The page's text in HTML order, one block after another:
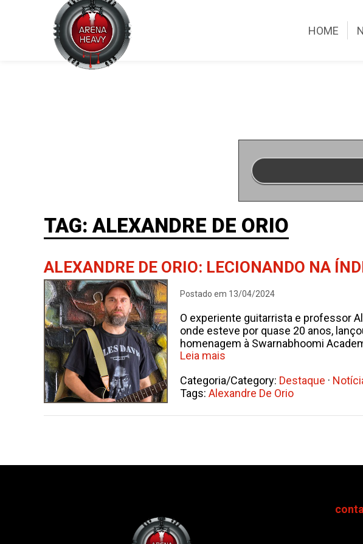
HOME
TAG: ALEXANDRE DE ORIO
ALEXANDRE DE ORIO: LECIONANDO NA
Postado em 13/04/2024
O experiente guitarrista e professor
onde esteve por quase 20 anos,
homenagem à Swarnabhoomi
Leia mais
Categoria/Category: Destaque ·
Tags: Alexandre De Orio